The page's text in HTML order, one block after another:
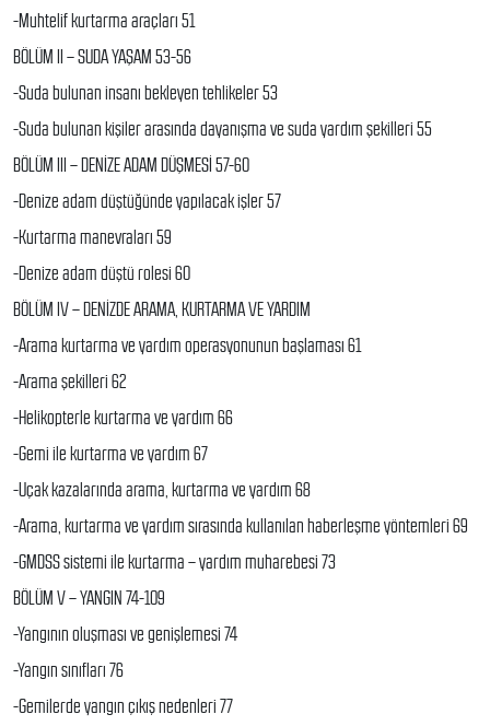
-Muhtelif kurtarma araçları 51
BÖLÜM II – SUDA YAŞAM 53-56
-Suda bulunan insanı bekleyen tehlikeler 53
-Suda bulunan kişiler arasında dayanışma ve suda yardım şekilleri 55
BÖLÜM III – DENİZE ADAM DÜŞMESİ 57-60
-Denize adam düştüğünde yapılacak işler 57
-Kurtarma manevraları 59
-Denize adam düştü rolesi 60
BÖLÜM IV – DENİZDE ARAMA, KURTARMA VE YARDIM
-Arama kurtarma ve yardım operasyonunun başlaması 61
-Arama şekilleri 62
-Helikopterle kurtarma ve yardım 66
-Gemi ile kurtarma ve yardım 67
-Uçak kazalarında arama, kurtarma ve yardım 68
-Arama, kurtarma ve yardım sırasında kullanılan haberleşme yöntemleri 69
-GMDSS sistemi ile kurtarma – yardım muharebesi 73
BÖLÜM V – YANGIN 74-109
-Yangının oluşması ve genişlemesi 74
-Yangın sınıfları 76
-Gemilerde yangın çıkış nedenleri 77